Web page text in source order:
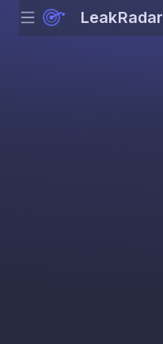
Menu LeakRadar